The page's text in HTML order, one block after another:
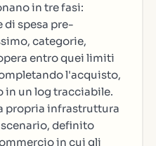
in tre fasi:
di spesa pre-
categorie,
entro quei limiti
l'acquisto,
in un log tracciabile.
propria infrastruttura
definito
in cui gli